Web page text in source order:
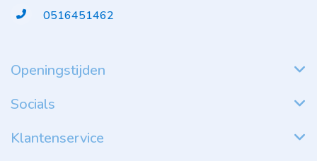
0516451462
Openingstijden
Socials
Klantenservice